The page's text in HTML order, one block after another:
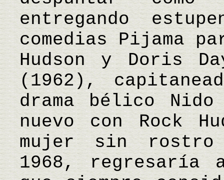
entregando
comedias Pijama
Hudson y Doris
(1962),
drama bélico
nuevo con Rock
mujer sin
1968, regresaría